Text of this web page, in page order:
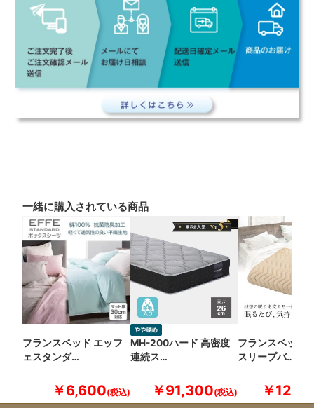
一緒に購入されている商品
フランスベッド エッフ
ェスタンダ…
￥6,600
MH-200ハード 高密度
連続ス…
￥91,300
フランスベッド
スリープバ…
￥